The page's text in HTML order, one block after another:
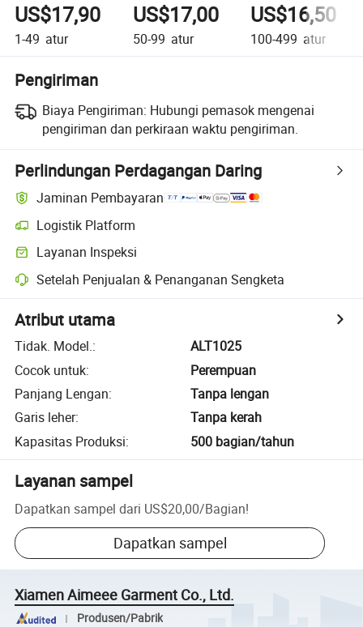
US$17,90
1-49 atur
US$17,00
50-99 atur
US$16,50
100-499 atur
Pengiriman
Biaya Pengiriman: Hubungi pemasok mengenai
pengiriman dan perkiraan waktu pengiriman.
Perlindungan Perdagangan Daring
Jaminan Pembayaran
Logistik Platform
Layanan Inspeksi
Setelah Penjualan & Penanganan Sengketa
Atribut utama
Tidak. Model.:
ALT1025
Cocok untuk:
Perempuan
Panjang Lengan:
Tanpa lengan
Garis leher:
Tanpa kerah
Kapasitas Produksi: 500 bagian/tahun
Layanan sampel
Dapatkan sampel dari US$20,00/Bagian!
Dapatkan sampel
Xiamen Aimeee Garment Co., Ltd.
Produsen/Pabrik